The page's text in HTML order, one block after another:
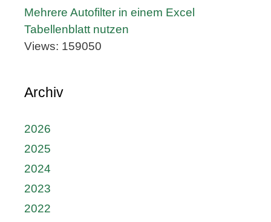
Mehrere Autofilter in einem Excel
Tabellenblatt nutzen
Views: 159050
Archiv
2026
2025
2024
2023
2022